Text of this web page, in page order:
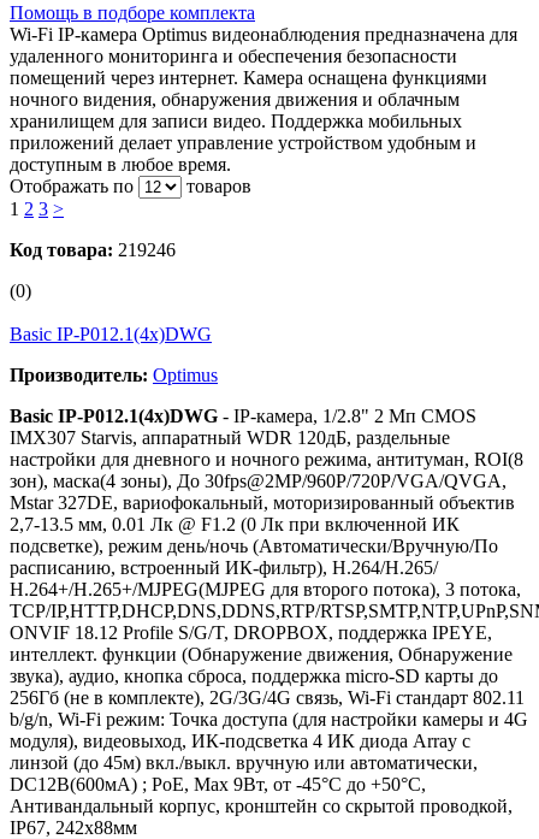
Помощь в подборе комплекта
Wi-Fi IP-камера Optimus видеонаблюдения предназначена для
удаленного мониторинга и обеспечения безопасности
помещений через интернет. Камера оснащена функциями
ночного видения, обнаружения движения и облачным
хранилищем для записи видео. Поддержка мобильных
приложений делает управление устройством удобным и
доступным в любое время.
Отображать по
товаров
1 2 3 >
Код товара: 219246
(0)
Basic IP-P012.1(4x)DWG
Производитель: Optimus
Basic IP-P012.1(4x)DWG - IP-камера, 1/2.8" 2 Мп CMOS
IMX307 Starvis, аппаратный WDR 120дБ, раздельные
настройки для дневного и ночного режима, антитуман, ROI(8
зон), маска(4 зоны), До 30fps@2MP/960P/720P/VGA/QVGA,
Mstar 327DE, вариофокальный, моторизированный объектив
2,7-13.5 мм, 0.01 Лк @ F1.2 (0 Лк при включенной ИК
подсветке), режим день/ночь (Автоматически/Вручную/По
расписанию, встроенный ИК-фильтр), Н.264/H.265/
Н.264+/H.265+/MJPEG(MJPEG для второго потока), 3 потока,
TCP/IP,HTTP,DHCP,DNS,DDNS,RTP/
ONVIF 18.12 Profile S/G/T, DROPBOX, поддержка IPEYE,
интеллект. функции (Обнаружение движения, Обнаружение
звука), аудио, кнопка сброса, поддержка micro-SD карты до
256Гб (не в комплекте), 2G/3G/4G связь, Wi-Fi стандарт 802.11
b/g/n, Wi-Fi режим: Точка доступа (для настройки камеры и 4G
модуля), видеовыход, ИК-подсветка 4 ИК диода Array с
линзой (до 45м) вкл./выкл. вручную или автоматически,
DC12В(600мА) ; РоЕ, Мах 9Вт, от -45°С до +50°С,
Антивандальный корпус, кронштейн со скрытой проводкой,
IР67, 242х88мм